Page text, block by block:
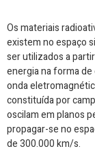
Osmateriais
existem no espaço
ser utilizados a
energia na forma
onda
constituída por
oscilam em planos
propagar-se no
de 300.000 km/s.